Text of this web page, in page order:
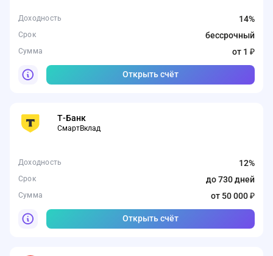
Доходность 14%
Срок бессрочный
Сумма от 1 ₽
Открыть счёт
Т-Банк
СмартВклад
Доходность 12%
Срок до 730 дней
Сумма от 50 000 ₽
Открыть счёт